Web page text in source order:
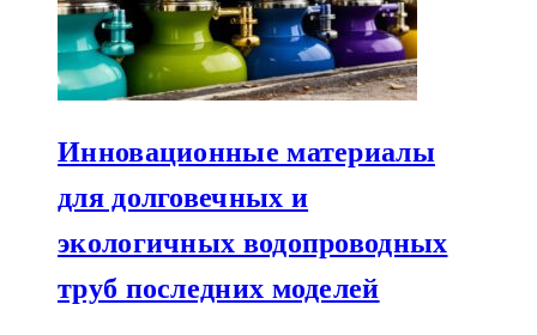
Инновационные материалы
для долговечных и
экологичных водопроводных
труб последних моделей